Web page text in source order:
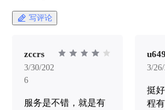
703d-4308-8bbd-b3f73cdfdf5f.png
**2. 在远程机器安装 Happy Cli** ```sh npm
Happy Cli** ```sh export
HAPPY_SERVER_URL=https://
iyu.space export
HAPPY_WEBAPP_URL=https://
yu.space # 启动 claude code happy # 启动 codex
写评论
zccrs
3/30/202
6
服务是不错，就是有
3/
挺
程